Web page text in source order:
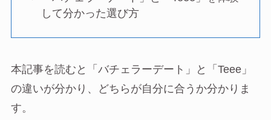
して分かった選び方
本記事を読むと「バチェラーデート」と「Teee」
の違いが分かり、どちらが自分に合うか分かりま
す。